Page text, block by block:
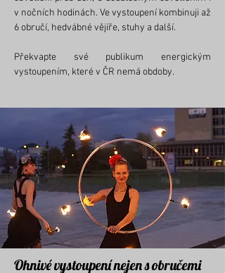
v nočních hodinách. Ve vystoupení kombinuji až
6 obručí, hedvábné vějíře, stuhy a další.
Překvapte své publikum energickým
vystoupením, které v ČR nemá obdoby.
Ohnivé vystoupení nejen s obručemi